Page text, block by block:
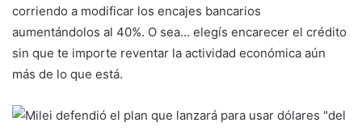
corriendo a modificar los encajes bancarios
aumentándolos al 40%. O sea… elegís encarecer el crédito
sin que te importe reventar la actividad económica aún
más de lo que está.